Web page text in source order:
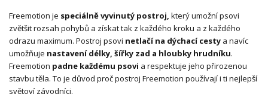
Freemotion je speciálně vyvinutý postroj, který umožní psovi
zvětšit rozsah pohybů a získat tak z každého kroku a z každého
odrazu maximum. Postroj psovi netlačí na dýchací cesty a navíc
umožňuje nastavení délky, šířky zad a hloubky hrudníku.
Freemotion padne každému psovi a respektuje jeho přirozenou
stavbu těla. To je důvod proč postroj Freemotion používají i ti nejlepší
světoví závodníci.